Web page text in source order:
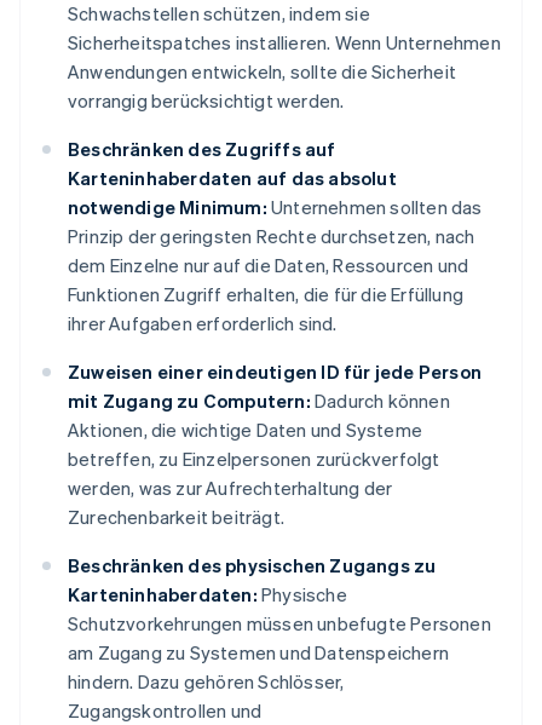
Schwachstellen schützen, indem sie
Sicherheitspatches installieren. Wenn Unternehmen
Anwendungen entwickeln, sollte die Sicherheit
vorrangig berücksichtigt werden.
Beschränken des Zugriffs auf
Karteninhaberdaten auf das absolut
notwendige Minimum: Unternehmen sollten das
Prinzip der geringsten Rechte durchsetzen, nach
dem Einzelne nur auf die Daten, Ressourcen und
Funktionen Zugriff erhalten, die für die Erfüllung
ihrer Aufgaben erforderlich sind.
Zuweisen einer eindeutigen ID für jede Person
mit Zugang zu Computern: Dadurch können
Aktionen, die wichtige Daten und Systeme
betreffen, zu Einzelpersonen zurückverfolgt
werden, was zur Aufrechterhaltung der
Zurechenbarkeit beiträgt.
Beschränken des physischen Zugangs zu
Karteninhaberdaten: Physische
Schutzvorkehrungen müssen unbefugte Personen
am Zugang zu Systemen und Datenspeichern
hindern. Dazu gehören Schlösser,
Zugangskontrollen und